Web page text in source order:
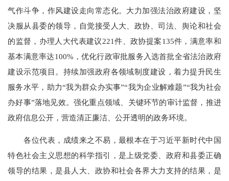
气作斗争，作风建设走向常态化。大力加强法治政府建设，坚
决服从县委的领导，自觉接受人大、政协、司法、舆论和社会
的监督，办理人大代表建议221件、政协提案135件，满意率和
基本满意率达100%，优化行政审批服务入选首批全省法治政府
建设示范项目。持续加强政府各领域制度建设，着力提升民生
服务水平，助力“我为群众办实事”“我为企业解难题”“我为社会
办好事”落地见效。强化重点领域、关键环节的审计监督，推进
政府信息公开，营造清正廉洁、公开透明的政务环境。
各位代表，成绩来之不易，最根本在于习近平新时代中国
特色社会主义思想的科学指引，是上级党委、政府和县委正确
领导的结果，是县人大、政协和社会各界大力支持的结果，是